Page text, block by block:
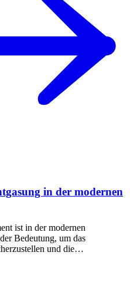
in der modernen
ist in der modernen
Bedeutung, um das
und die…